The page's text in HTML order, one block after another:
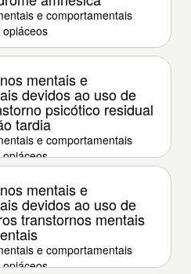
e comportamentais
mentais e
devidos ao uso de
psicótico residual
tardia
e comportamentais
mentais e
devidos ao uso de
transtornos mentais
e comportamentais